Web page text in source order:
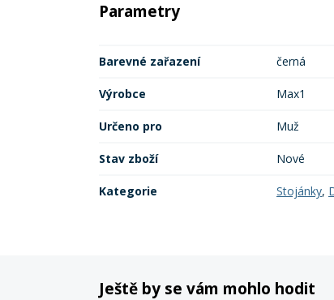
Parametry
Barevné zařazení černá
Výrobce Max1
Určeno pro Muž
Stav zboží Nové
Kategorie Stojánky,
Ještě by se vám mohlo hodit